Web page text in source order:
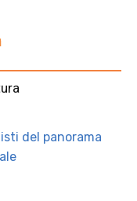
del panorama